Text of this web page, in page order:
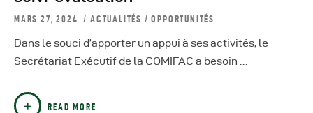
MARS 27, 2024 ACTUALITÉS /OPPORTUNITÉS
Dans le souci d’apporter un appui à ses activités, le
Secrétariat Exécutif de la COMIFAC a besoin …
READ MORE